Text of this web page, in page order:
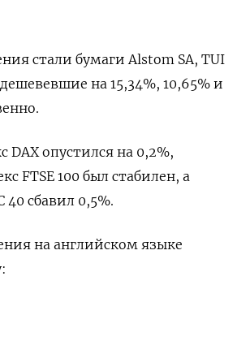
стали бумаги Alstom SA, TUI
на 15,34​%, 10,65% и
опустился на 0,2%,
FTSE 100 был стабилен, а
40 сбавил 0,5%.
на английском языке